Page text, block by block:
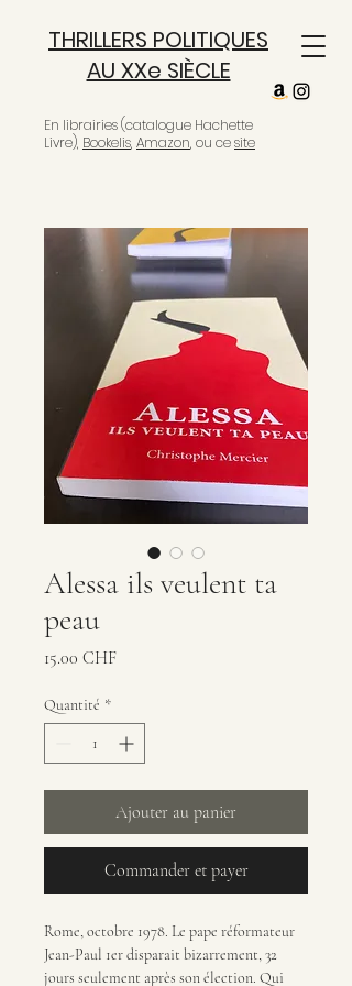
THRILLERS POLITIQUES
AU XXe SIÈCLE
En librairies (catalogue Hachette
Livre), Bookelis, Amazon, ou cesite
Alessa ils veulent ta
peau
15.00 CHFPrix
Quantité *
Ajouter au panier
Commander et payer
Rome, octobre 1978. Le pape réformateur
Jean-Paul 1er disparait bizarrement, 32
jours seulement après son élection. Qui